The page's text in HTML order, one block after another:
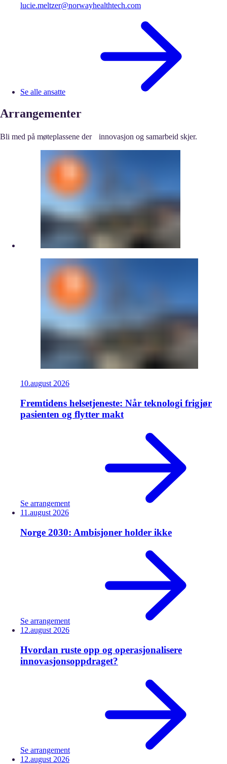
lucie.meltzer@norwayhealthtech.com
Se alle ansatte
Arrangementer
Bli med på møteplassene der innovasjon og samarbeid skjer.
10.august 2026
Fremtidens helsetjeneste: Når teknologi frigjør
pasienten og flytter makt
Se arrangement
11.august 2026
Norge 2030: Ambisjoner holder ikke
Se arrangement
12.august 2026
Hvordan ruste opp og operasjonalisere
innovasjonsoppdraget?
Se arrangement
12.august 2026